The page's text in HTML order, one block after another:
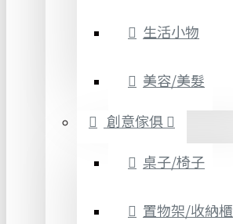
生活小物
美容/美髮
創意傢俱
桌子/椅子
置物架/收納櫃